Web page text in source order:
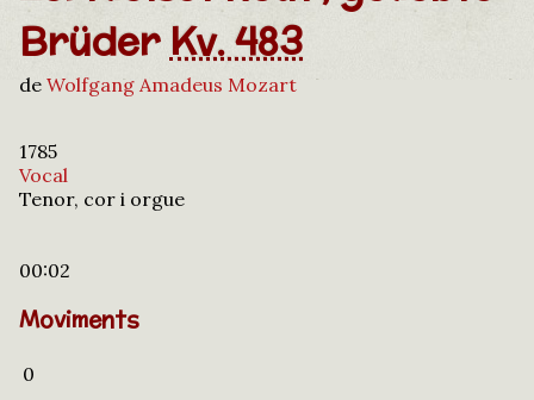
BrüderKv. 483
de Wolfgang Amadeus Mozart
1785
Vocal
Tenor, cor i orgue
00:02
Moviments
0